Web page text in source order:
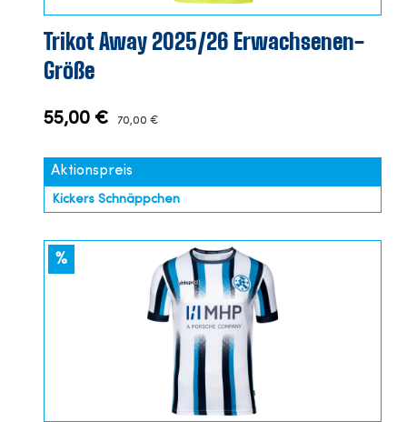
Trikot Away 2025/26 Erwachsenen-
Größe
55,00 € 70,00 €
Aktionspreis
Kickers Schnäppchen
%